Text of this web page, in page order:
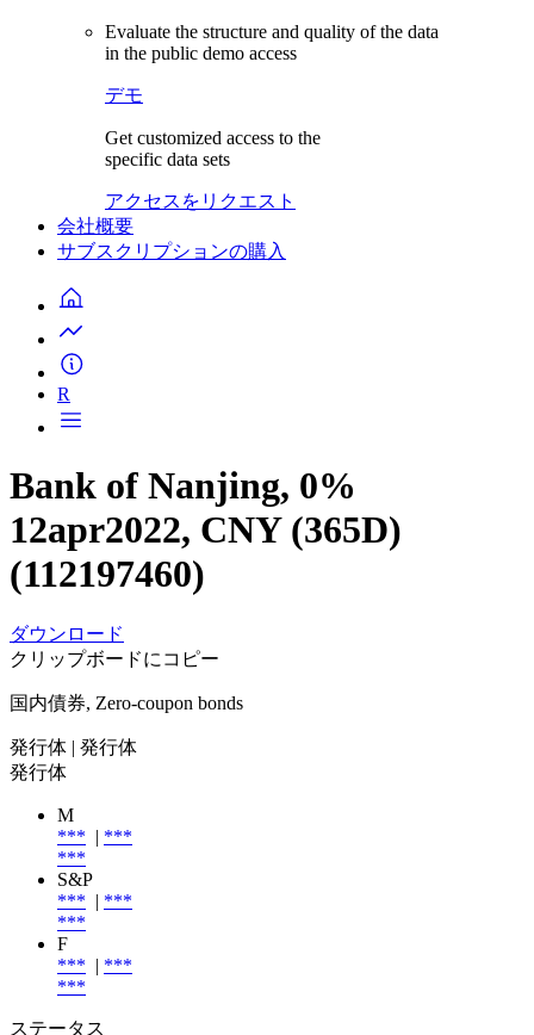
Evaluate the structure and quality of the data
in the public demo access
デモ
Get customized access to the
specific data sets
アクセスをリクエスト
会社概要
サブスクリプションの購入
R
Bank of Nanjing, 0%
12apr2022, CNY (365D)
(112197460)
ダウンロード
クリップボードにコピー
国内債券, Zero-coupon bonds
発行体 | 発行体
発行体
M
*** | ***
***
S&P
*** | ***
***
F
*** | ***
***
ステータス